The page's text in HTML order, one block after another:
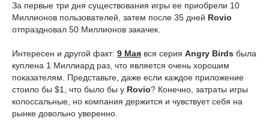
За первые три дня существования игры ее приобрели 10
Миллионов пользователей, затем после 35 дней Rovio
отпраздновал 50 Миллионов закачек.
Интересен и другой факт: 9 Мая вся серия Angry Birds была
куплена 1 Миллиард раз, что является очень хорошим
показателям. Представьте, даже если каждое приложение
стоило бы $1, что было бы у Rovio? Конечно, затраты игры
колоссальные, но компания держится и чувствует себя на
рынке довольно уверенно.